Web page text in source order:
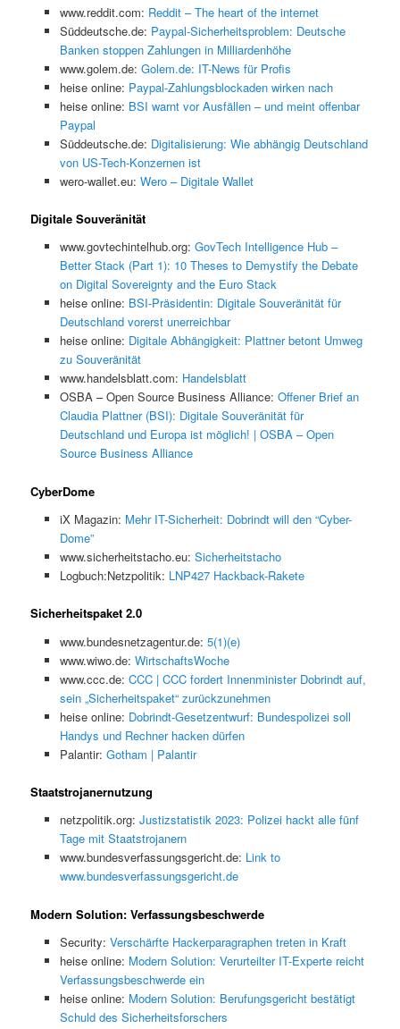
www.reddit.com: Reddit – The heart of the internet
Süddeutsche.de: Paypal-Sicherheitsproblem: Deutsche
Banken stoppen Zahlungen in Milliardenhöhe
www.golem.de: Golem.de: IT-News für Profis
heise online: Paypal-Zahlungsblockaden wirken nach
heise online: BSI warnt vor Ausfällen – und meint offenbar
Paypal
Süddeutsche.de: Digitalisierung: Wie abhängig Deutschland
von US-Tech-Konzernen ist
wero-wallet.eu: Wero – Digitale Wallet
Digitale Souveränität
www.govtechintelhub.org: GovTech Intelligence Hub –
Better Stack (Part 1): 10 Theses to Demystify the Debate
on Digital Sovereignty and the Euro Stack
heise online: BSI-Präsidentin: Digitale Souveränität für
Deutschland vorerst unerreichbar
heise online: Digitale Abhängigkeit: Plattner betont Umweg
zu Souveränität
www.handelsblatt.com: Handelsblatt
OSBA – Open Source Business Alliance: Offener Brief an
Claudia Plattner (BSI): Digitale Souveränität für
Deutschland und Europa ist möglich! | OSBA – Open
Source Business Alliance
CyberDome
iX Magazin: Mehr IT-Sicherheit: Dobrindt will den “Cyber-
Dome”
www.sicherheitstacho.eu: Sicherheitstacho
Logbuch:Netzpolitik: LNP427 Hackback-Rakete
Sicherheitspaket 2.0
www.bundesnetzagentur.de: 5(1)(e)
www.wiwo.de: WirtschaftsWoche
www.ccc.de: CCC | CCC fordert Innenminister Dobrindt auf,
sein „Sicherheitspaket“ zurückzunehmen
heise online: Dobrindt-Gesetzentwurf: Bundespolizei soll
Handys und Rechner hacken dürfen
Palantir: Gotham | Palantir
Staatstrojanernutzung
netzpolitik.org: Justizstatistik 2023: Polizei hackt alle fünf
Tage mit Staatstrojanern
www.bundesverfassungsgericht.de: Link to
www.bundesverfassungsgericht.de
Modern Solution: Verfassungsbeschwerde
Security: Verschärfte Hackerparagraphen treten in Kraft
heise online: Modern Solution: Verurteilter IT-Experte reicht
Verfassungsbeschwerde ein
heise online: Modern Solution: Berufungsgericht bestätigt
Schuld des Sicherheitsforschers